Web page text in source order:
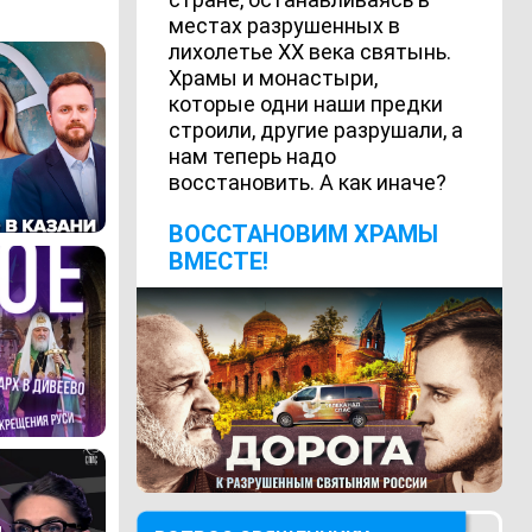
местах разрушенных в
лихолетье ХХ века святынь.
Храмы и монастыри,
которые одни наши предки
строили, другие разрушали, а
нам теперь надо
восстановить. А как иначе?
ВОCСТАНОВИМ ХРАМЫ
ВМЕСТЕ!